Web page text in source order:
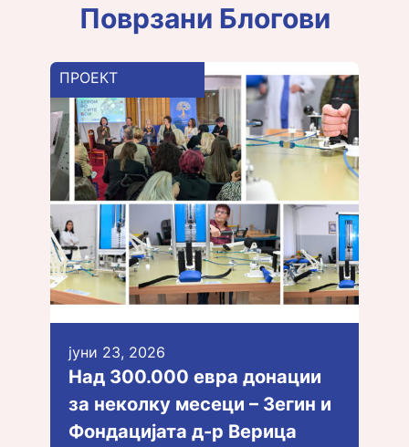
Поврзани Блогови
ПРОЕКТ
јуни 23, 2026
Над 300.000 евра донации
за неколку месеци – Зегин и
Фондацијата д-р Верица